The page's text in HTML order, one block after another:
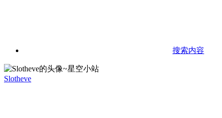
搜索内容
Slotheve